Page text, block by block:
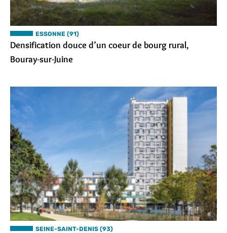
ESSONNE (91)
Densification douce d’un coeur de bourg rural,
Bouray-sur-Juine
SEINE-SAINT-DENIS (93)